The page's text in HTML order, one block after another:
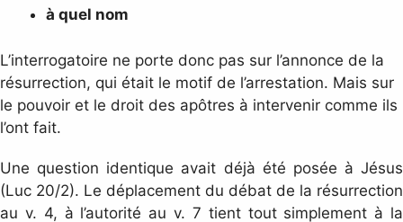
à quel nom
L’interrogatoire ne porte donc pas sur l’annonce de la
résurrection, qui était le motif de l’arrestation. Mais sur
le pouvoir et le droit des apôtres à intervenir comme ils
l’ont fait.
Une question identique avait déjà été posée à Jésus
(Luc 20/2). Le déplacement du débat de la résurrection
au v. 4, à l’autorité au v. 7 tient tout simplement à la